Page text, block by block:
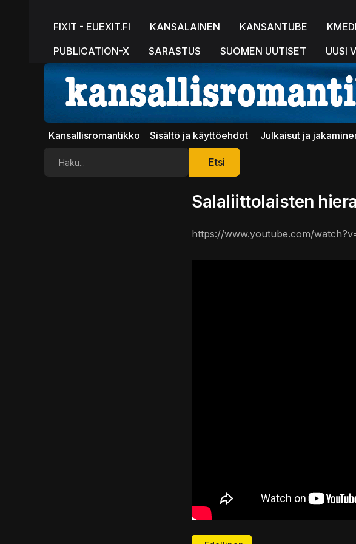
FIXIT - EUEXIT.FI KANSALAINEN KANSANTUBE
PUBLICATION-X
SARASTUS SUOMEN UUTISET UUSI
Kansallisromantikko Sisältö ja käyttöehdot Julkaisut ja
Etsi
Salaliittolaisten
https://www.youtube.com/